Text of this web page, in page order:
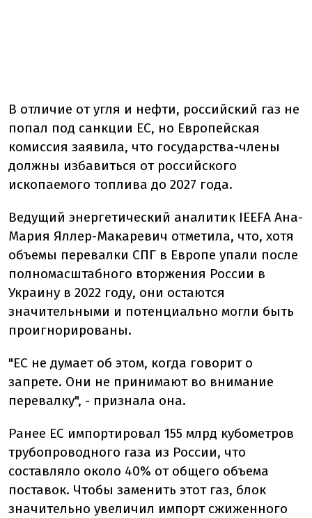
В отличие от угля и нефти, российский газ не
попал под санкции ЕС, но Европейская
комиссия заявила, что государства-члены
должны избавиться от российского
ископаемого топлива до 2027 года.
Ведущий энергетический аналитик IEEFA Ана-
Мария Яллер-Макаревич отметила, что, хотя
объемы перевалки СПГ в Европе упали после
полномасштабного вторжения России в
Украину в 2022 году, они остаются
значительными и потенциально могли быть
проигнорированы.
"ЕС не думает об этом, когда говорит о
запрете. Они не принимают во внимание
перевалку", - признала она.
Ранее ЕС импортировал 155 млрд кубометров
трубопроводного газа из России, что
составляло около 40% от общего объема
поставок. Чтобы заменить этот газ, блок
значительно увеличил импорт сжиженного